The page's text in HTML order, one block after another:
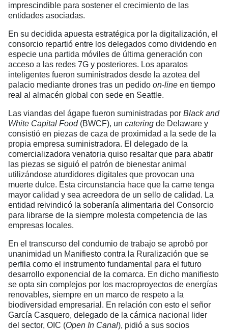
imprescindible para sostener el crecimiento de las
entidades asociadas.
En su decidida apuesta estratégica por la digitalización, el
consorcio repartió entre los delegados como dividendo en
especie una partida móviles de última generación con
acceso a las redes 7G y posteriores. Los aparatos
inteligentes fueron suministrados desde la azotea del
palacio mediante drones tras un pedido on-line en tiempo
real al almacén global con sede en Seattle.
Las viandas del ágape fueron suministradas por Black and
White Capital Food (BWCF), un catering de Delaware y
consistió en piezas de caza de proximidad a la sede de la
propia empresa suministradora. El delegado de la
comercializadora venatoria quiso resaltar que para abatir
las piezas se siguió el patrón de bienestar animal
utilizándose aturdidores digitales que provocan una
muerte dulce. Esta circunstancia hace que la carne tenga
mayor calidad y sea acreedora de un sello de calidad. La
entidad reivindicó la soberanía alimentaria del Consorcio
para librarse de la siempre molesta competencia de las
empresas locales.
En el transcurso del condumio de trabajo se aprobó por
unanimidad un Manifiesto contra la Ruralización que se
perfila como el instrumento fundamental para el futuro
desarrollo exponencial de la comarca. En dicho manifiesto
se opta sin complejos por los macroproyectos de energías
renovables, siempre en un marco de respeto a la
biodiversidad empresarial. En relación con esto el señor
García Casquero, delegado de la cárnica nacional lider
del sector, OIC (Open In Canal), pidió a sus socios